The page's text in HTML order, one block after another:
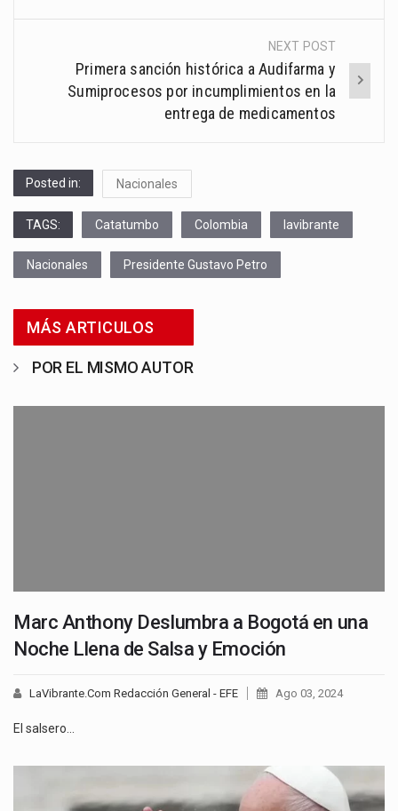
NEXT POST
Primera sanción histórica a Audifarma y
Sumiprocesos por incumplimientos en la
entrega de medicamentos
Posted in: Nacionales
TAGS: Catatumbo Colombia lavibrante
Nacionales Presidente Gustavo Petro
MÁS ARTICULOS
POR EL MISMO AUTOR
Marc Anthony Deslumbra a Bogotá en una
Noche Llena de Salsa y Emoción
LaVibrante.Com Redacción General - EFE Ago 03, 2024
El salsero…